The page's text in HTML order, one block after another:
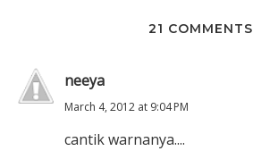
21 COMMENTS
neeya
March 4, 2012 at 9:04 PM
cantik warnanya....